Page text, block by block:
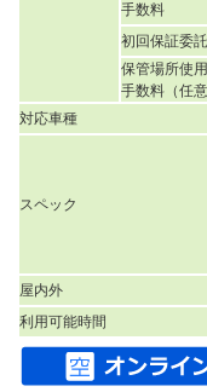
手数料
初回保証委
保管場所使
手数料（任意
対応車種
スペック
屋内外
利用可能時間